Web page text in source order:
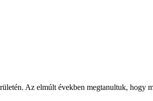
Az elmúlt években megtanultuk, hogy